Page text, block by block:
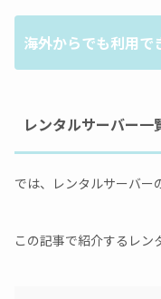
海外からでも利用
レンタルサーバー一
では、レンタルサーバー
この記事で紹介するレン